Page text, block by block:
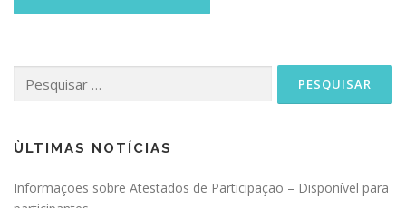
por:
ÙLTIMAS NOTÍCIAS
Informações sobre Atestados de Participação – Disponível para